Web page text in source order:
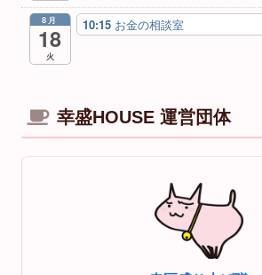
8月
18
火
10:15 お金の相談室
幸盛HOUSE 運営団体